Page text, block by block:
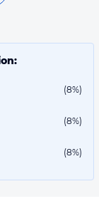
(8%)
(8%)
(8%)